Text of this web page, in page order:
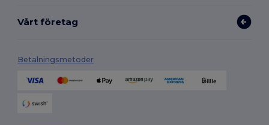
Vårt företag
Betalningsmetoder